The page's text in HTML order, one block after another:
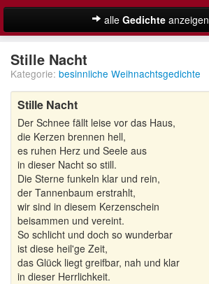
alle Gedichte anzeigen
Adventsgedichte
Besinnliche Weihnachtsgedichte
Kurze Weihnachtsgedichte
Lustige Weihnachtsgedichte
Schöne Weihnachtsgedichte
Weihnachtsgedichte für Kinder
Adventskalender
Stille Nacht
Kategorie: besinnliche Weihnachtsgedichte
Stille Nacht
Der Schnee fällt leise vor das Haus,
die Kerzen brennen hell,
es ruhen Herz und Seele aus
in dieser Nacht so still.
Die Sterne funkeln klar und rein,
der Tannenbaum erstrahlt,
wir sind in diesem Kerzenschein
beisammen und vereint.
So schlicht und doch so wunderbar
ist diese heil'ge Zeit,
das Glück liegt greifbar, nah und klar
in dieser Herrlichkeit.